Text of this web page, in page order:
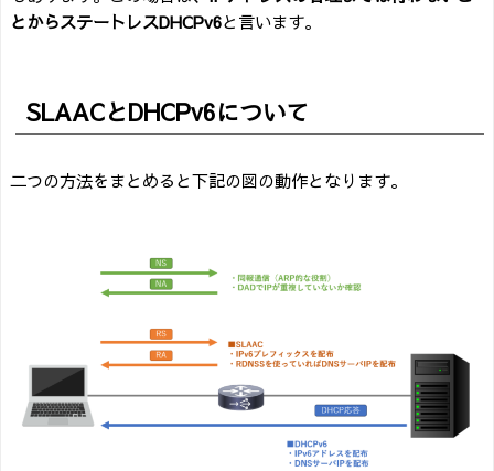
とからステートレスDHCPv6と言います。
SLAACとDHCPv6について
二つの方法をまとめると下記の図の動作となります。